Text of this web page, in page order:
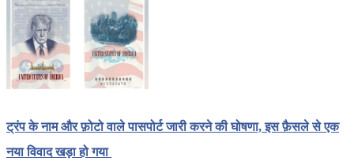
ट्रंप के नाम और फ़ोटो वाले पासपोर्ट जारी करने की घोषणा, इस फ़ैसले से एक
नया विवाद खड़ा हो गया